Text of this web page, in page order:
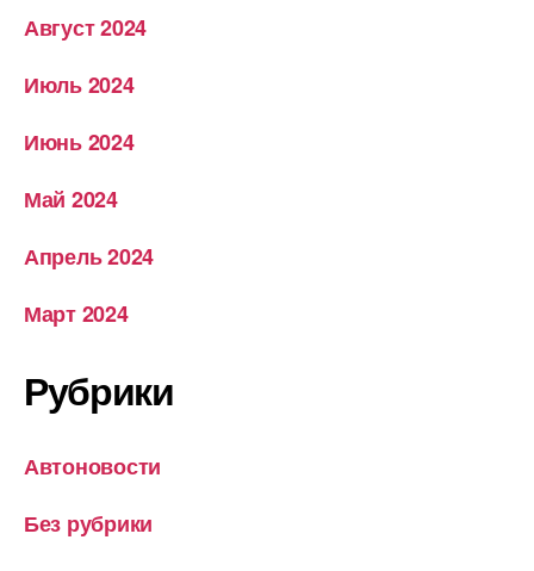
Август 2024
Июль 2024
Июнь 2024
Май 2024
Апрель 2024
Март 2024
Рубрики
Автоновости
Без рубрики